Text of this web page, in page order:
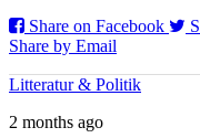
Share on Facebook
Share by Email
Litteratur & Politik
2 months ago